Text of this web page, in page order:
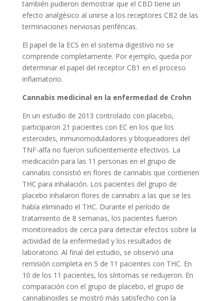
también pudieron demostrar que el CBD tiene un
efecto analgésico al unirse a los receptores CB2 de las
terminaciones nerviosas periféricas.
El papel de la ECS en el sistema digestivo no se
comprende completamente. Por ejemplo, queda por
determinar el papel del receptor CB1 en el proceso
inflamatorio.
Cannabis medicinal en la enfermedad de Crohn
En un estudio de 2013 controlado con placebo,
participaron 21 pacientes con EC en los que los
esteroides, inmunomoduladores y bloqueadores del
TNF-alfa no fueron suficientemente efectivos. La
medicación para las 11 personas en el grupo de
cannabis consistió en flores de cannabis que contienen
THC para inhalación. Los pacientes del grupo de
placebo inhalaron flores de cannabis a las que se les
había eliminado el THC. Durante el período de
tratamiento de 8 semanas, los pacientes fueron
monitoreados de cerca para detectar efectos sobre la
actividad de la enfermedad y los resultados de
laboratorio. Al final del estudio, se observó una
remisión completa en 5 de 11 pacientes con THC. En
10 de los 11 pacientes, los síntomas se redujeron. En
comparación con el grupo de placebo, el grupo de
cannabinoides se mostró más satisfecho con la